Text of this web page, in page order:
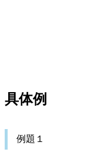
具体例
例題１